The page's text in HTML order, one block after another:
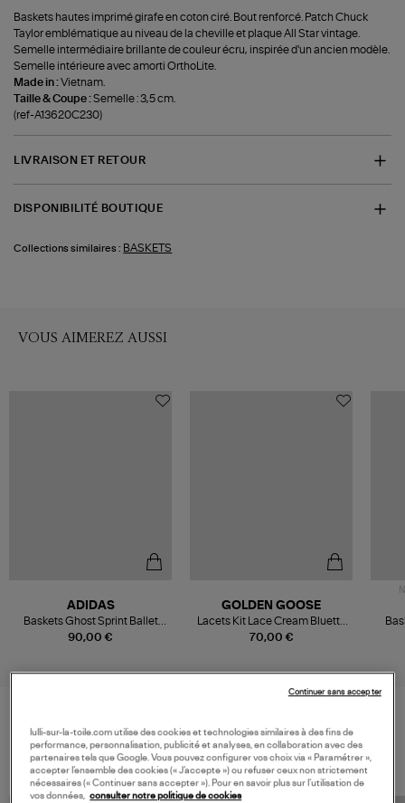
Baskets hautes imprimé girafe en coton ciré. Bout renforcé. Patch Chuck
Taylor emblématique au niveau de la cheville et plaque All Star vintage.
Semelle intermédiaire brillante de couleur écru, inspirée d'un ancien modèle.
Semelle intérieure avec amorti OrthoLite.
Made in :Vietnam.
Taille & Coupe :Semelle : 3,5 cm.
(ref-A13620C230)
LIVRAISON ET RETOUR
DISPONIBILITÉ BOUTIQUE
Collections similaires : BASKETS
VOUS AIMEREZ AUSSI
90,00 €
ADIDAS
Baskets Ghost Sprint Ballet
Magic Beige/Magic
70,00 €
GOLDEN GOOSE
Lacets Kit Lace Cream Bluette
Rust
VOS DERNIERS PRODUITS VUS
lulli-sur-la-toile.com utilise des cookies et technologies similaires à des fins de
performance, personnalisation, publicité et analyses, en collaboration avec des
partenaires tels que Google. Vous pouvez configurer vos choix via « Paramétrer »,
accepter l’ensemble des cookies (« J’accepte ») ou refuser ceux non strictement
nécessaires (« Continuer sans accepter »). Pour en savoir plus sur l’utilisation de
vos données,
consulter notre politique de cookies
Continuer sans accepter